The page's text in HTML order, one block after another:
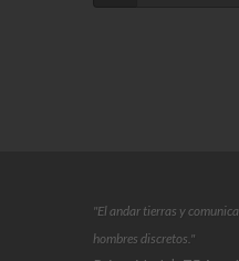
"El andar tierras y
hombres discretos."